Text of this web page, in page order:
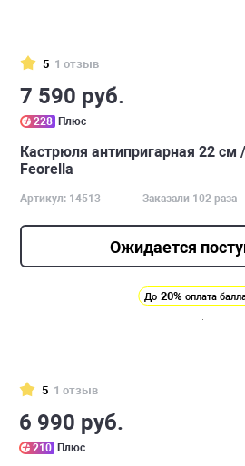
5 1 отзыв
7 590 руб.
228 Плюс
Кастрюля антипригарная 22 см
Feorella
Артикул: 14513 Заказали 102 раза
Ожидается
До 20% оплата
5 1 отзыв
6 990 руб.
210 Плюс